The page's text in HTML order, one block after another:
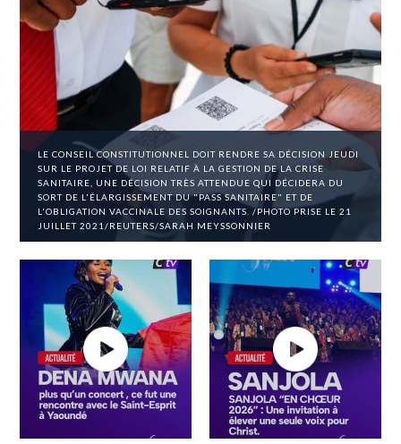
LE CONSEIL CONSTITUTIONNEL DOIT RENDRE SA DÉCISION JEUDI
SUR LE PROJET DE LOI RELATIF À LA GESTION DE LA CRISE
SANITAIRE, UNE DÉCISION TRÈS ATTENDUE QUI DÉCIDERA DU
SORT DE L'ÉLARGISSEMENT DU "PASS SANITAIRE" ET DE
L'OBLIGATION VACCINALE DES SOIGNANTS. /PHOTO PRISE LE 21
JUILLET 2021/REUTERS/SARAH MEYSSONNIER